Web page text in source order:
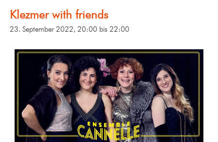
Klezmer with friends
23. September 2022, 20:00 bis 22:00